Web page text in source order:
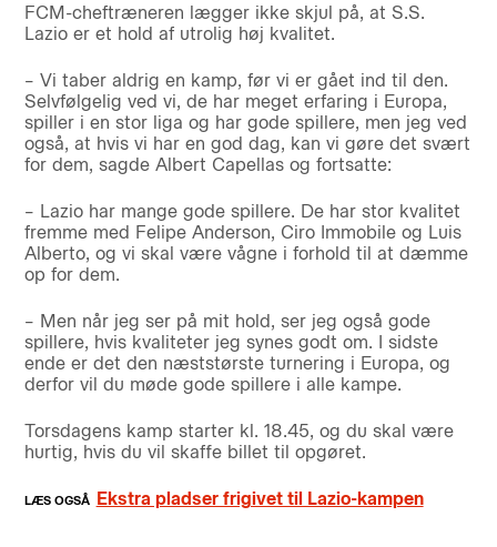
FCM-cheftræneren lægger ikke skjul på, at S.S.
Lazio er et hold af utrolig høj kvalitet.
– Vi taber aldrig en kamp, før vi er gået ind til den.
Selvfølgelig ved vi, de har meget erfaring i Europa,
spiller i en stor liga og har gode spillere, men jeg ved
også, at hvis vi har en god dag, kan vi gøre det svært
for dem, sagde Albert Capellas og fortsatte:
– Lazio har mange gode spillere. De har stor kvalitet
fremme med Felipe Anderson, Ciro Immobile og Luis
Alberto, og vi skal være vågne i forhold til at dæmme
op for dem.
– Men når jeg ser på mit hold, ser jeg også gode
spillere, hvis kvaliteter jeg synes godt om. I sidste
ende er det den næststørste turnering i Europa, og
derfor vil du møde gode spillere i alle kampe.
Torsdagens kamp starter kl. 18.45, og du skal være
hurtig, hvis du vil skaffe billet til opgøret.
Ekstra pladser frigivet til Lazio-kampen